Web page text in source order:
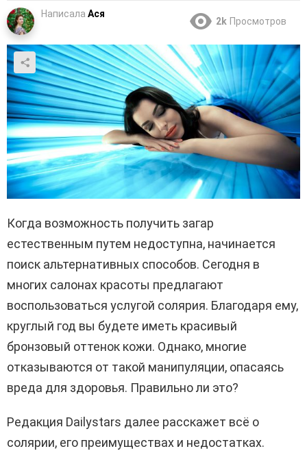
Написала Ася
2k Просмотров
Когда возможность получить загар
естественным путем недоступна, начинается
поиск альтернативных способов. Сегодня в
многих салонах красоты предлагают
воспользоваться услугой солярия. Благодаря ему,
круглый год вы будете иметь красивый
бронзовый оттенок кожи. Однако, многие
отказываются от такой манипуляции, опасаясь
вреда для здоровья. Правильно ли это?
Редакция Dailystars далее расскажет всё о
солярии, его преимуществах и недостатках.